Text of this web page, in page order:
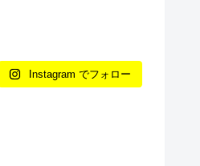
Instagram でフォロー